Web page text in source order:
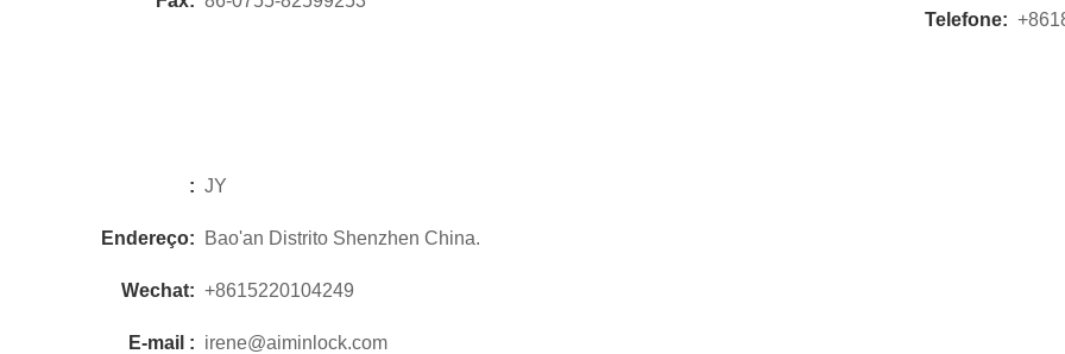
Telefone:
: JY
Endereço: Bao'an Distrito Shenzhen China.
Wechat: +8615220104249
E-mail : irene@aiminlock.com